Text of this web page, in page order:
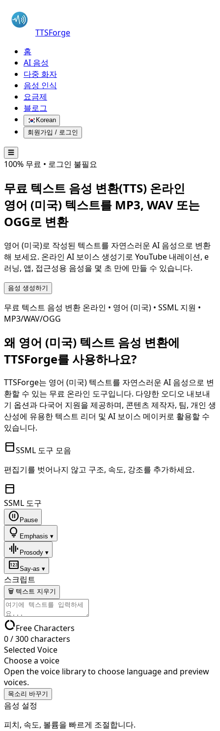
TTSForge
홈
AI 음성
다중 화자
음성 인식
요금제
블로그
Korean
회원가입 / 로그인
☰
100% 무료 • 로그인 불필요
무료 텍스트 음성 변환(TTS) 온라인
영어 (미국) 텍스트를 MP3, WAV 또는
OGG로 변환
영어 (미국)로 작성된 텍스트를 자연스러운 AI 음성으로 변환
해 보세요. 온라인 AI 보이스 생성기로 YouTube 내레이션, e
러닝, 앱, 접근성용 음성을 몇 초 만에 만들 수 있습니다.
음성 생성하기
무료 텍스트 음성 변환 온라인 • 영어 (미국) • SSML 지원 •
MP3/WAV/OGG
왜 영어 (미국) 텍스트 음성 변환에
TTSForge를 사용하나요?
TTSForge는 영어 (미국) 텍스트를 자연스러운 AI 음성으로 변
환할 수 있는 무료 온라인 도구입니다. 다양한 오디오 내보내
기 옵션과 다국어 지원을 제공하며, 콘텐츠 제작자, 팀, 개인 생
산성에 유용한 텍스트 리더 및 AI 보이스 메이커로 활용할 수
있습니다.
toolbarSSML 도구 모음
편집기를 벗어나지 않고 구조, 속도, 강조를 추가하세요.
toolbar
SSML 도구
pause_circle Pause
lightbulb Emphasis ▾
graphic_eq Prosody ▾
pinSay-as ▾
스크립트
🗑 텍스트 지우기
data_usageFree Characters
0/300characters
Selected Voice
Choose a voice
Open the voice library to choose language and preview
voices.
목소리 바꾸기
음성 설정
피치, 속도, 볼륨을 빠르게 조절합니다.